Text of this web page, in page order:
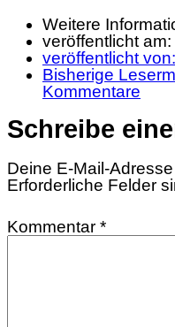
Weitere
veröffentlicht am:
veröffentlicht von:
Bisherige
Kommentare
Schreibe
Deine E-Mail-
Erforderliche Felder
Kommentar *